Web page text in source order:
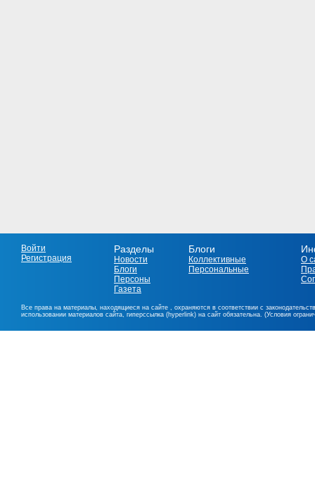
Войти
Регистрация
Разделы
Новости
Блоги
Персоны
Газета
Блоги
Коллективные
Персональные
О
Все права на материалы, находящиеся на сайте , охраняются в соответствии с
использовании материалов сайта, гиперссылка (hyperlink) на сайт обязательна. (Условия